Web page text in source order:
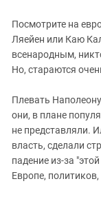
Посмотрите на
Ляейен или Каю
всенародным,
Но, стараются
Плевать Наполеону
они, в плане
не представляли.
власть, сделали
падение из-за
Европе, политиков,